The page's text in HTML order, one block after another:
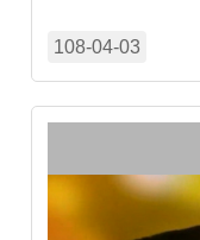
108-04-03